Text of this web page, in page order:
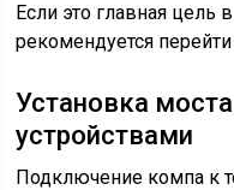
Если это главная цель
рекомендуется
Установка
устройствами
Подключение компа к